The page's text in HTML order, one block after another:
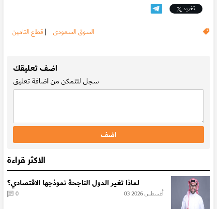
تغريد
السوق السعودى |قطاع التامين
اضف تعليقك
سجللتتمكن من اضافة تعليق
الاكثر قراءة
لماذا تغير الدول الناجحة نموذجها الاقتصادي؟
03 أغسطس 2026 0